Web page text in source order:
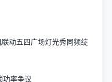
动五四广场灯光秀同频绽
功率争议